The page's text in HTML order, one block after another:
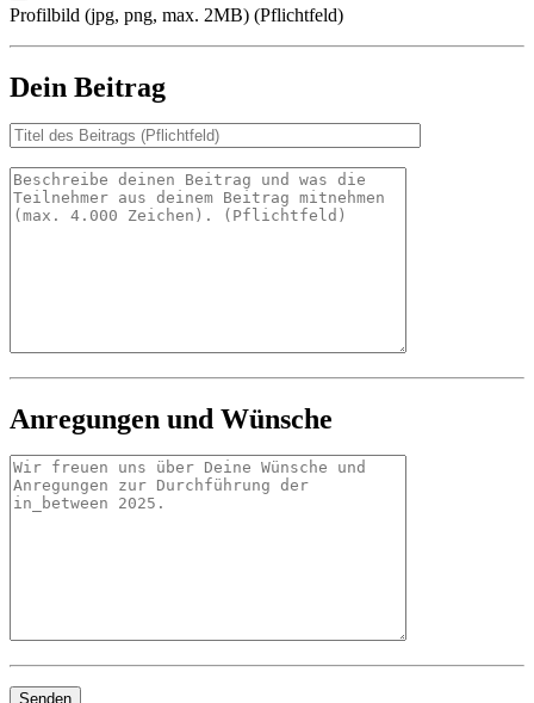
Profilbild (jpg, png, max. 2MB) (Pflichtfeld)
Dein Beitrag
Anregungen und Wünsche